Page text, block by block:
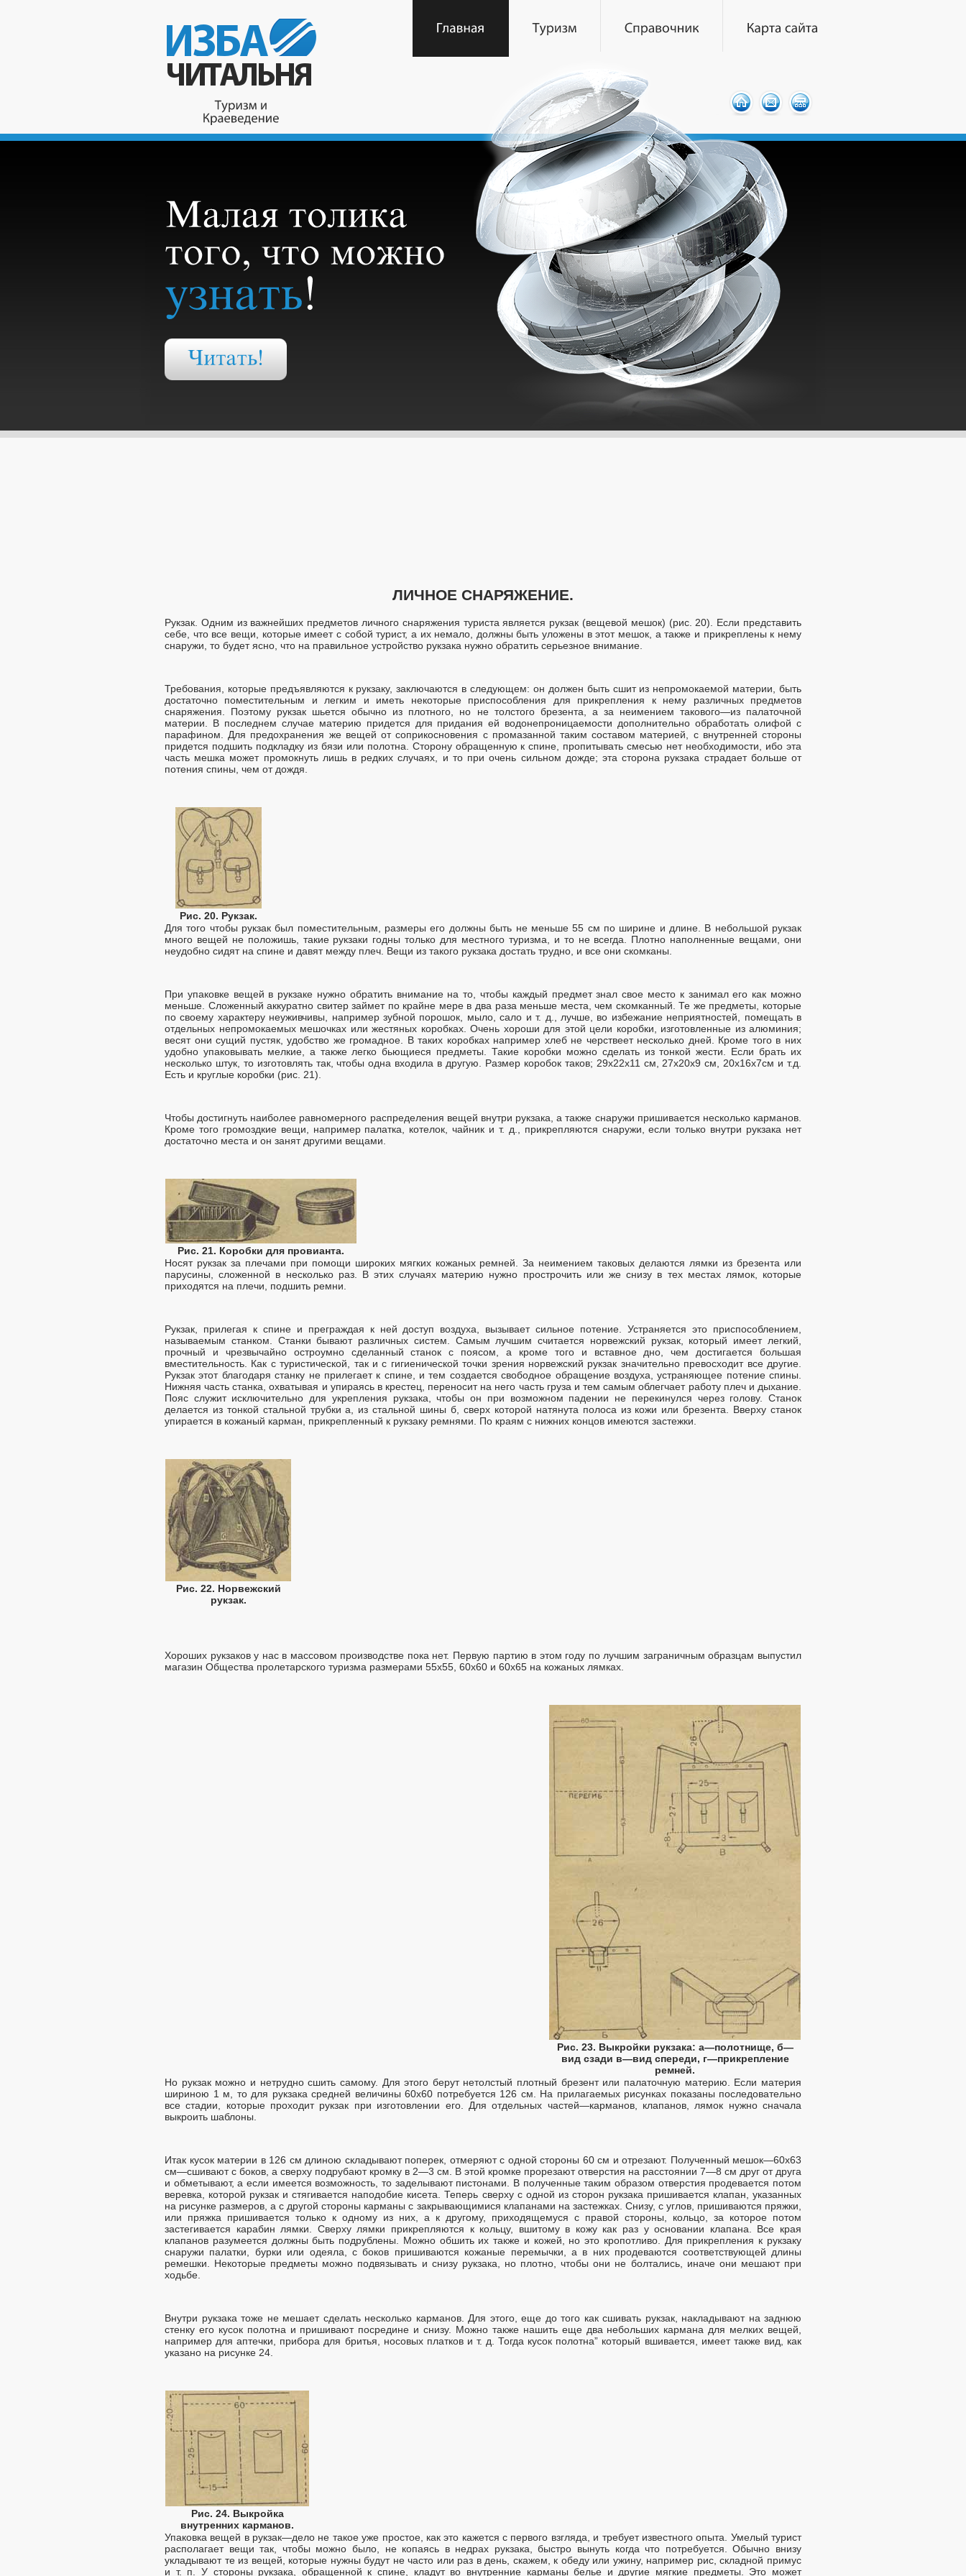
ЛИЧНОЕ СНАРЯЖЕНИЕ.
Рукзак. Одним из важнейших предметов личного снаряжения туриста является рукзак (вещевой мешок) (рис. 20). Если представить
себе, что все вещи, которые имеет с собой турист, а их немало, должны быть уложены в этот мешок, а также и прикреплены к нему
снаружи, то будет ясно, что на правильное устройство рукзака нужно обратить серьезное внимание.
Требования, которые предъявляются к рукзаку, заключаются в следующем: он должен быть сшит из непромокаемой материи, быть
достаточно поместительным и легким и иметь некоторые приспособления для прикрепления к нему различных предметов
снаряжения. Поэтому рукзак шьется обычно из плотного, но не толстого брезента, а за неимением такового—из палаточной
материи. В последнем случае материю придется для придания ей водонепроницаемости дополнительно обработать олифой с
парафином. Для предохранения же вещей от соприкосновения с промазанной таким составом материей, с внутренней стороны
придется подшить подкладку из бязи или полотна. Сторону обращенную к спине, пропитывать смесью нет необходимости, ибо эта
часть мешка может промокнуть лишь в редких случаях, и то при очень сильном дожде; эта сторона рукзака страдает больше от
потения спины, чем от дождя.
Рис. 20. Рукзак.
Для того чтобы рукзак был поместительным, размеры его должны быть не меньше 55 см по ширине и длине. В небольшой рукзак
много вещей не положишь, такие рукзаки годны только для местного туризма, и то не всегда. Плотно наполненные вещами, они
неудобно сидят на спине и давят между плеч. Вещи из такого рукзака достать трудно, и все они скомканы.
При упаковке вещей в рукзаке нужно обратить внимание на то, чтобы каждый предмет знал свое место к занимал его как можно
меньше. Сложенный аккуратно свитер займет по крайне мере в два раза меньше места, чем скомканный. Те же предметы, которые
по своему характеру неуживчивы, например зубной порошок, мыло, сало и т. д., лучше, во избежание неприятностей, помещать в
отдельных непромокаемых мешочках или жестяных коробках. Очень хороши для этой цели коробки, изготовленные из алюминия;
весят они сущий пустяк, удобство же громадное. В таких коробках например хлеб не черствеет несколько дней. Кроме того в них
удобно упаковывать мелкие, а также легко бьющиеся предметы. Такие коробки можно сделать из тонкой жести. Если брать их
несколько штук, то изготовлять так, чтобы одна входила в другую. Размер коробок таков; 29х22х11 см, 27х20х9 см, 20х16х7см и т.д.
Есть и круглые коробки (рис. 21).
Чтобы достигнуть наиболее равномерного распределения вещей внутри рукзака, а также снаружи пришивается несколько карманов.
Кроме того громоздкие вещи, например палатка, котелок, чайник и т. д., прикрепляются снаружи, если только внутри рукзака нет
достаточно места и он занят другими вещами.
Рис. 21. Коробки для провианта.
Носят рукзак за плечами при помощи широких мягких кожаных ремней. За неимением таковых делаются лямки из брезента или
парусины, сложенной в несколько раз. В этих случаях материю нужно прострочить или же снизу в тех местах лямок, которые
приходятся на плечи, подшить ремни.
Рукзак, прилегая к спине и преграждая к ней доступ воздуха, вызывает сильное потение. Устраняется это приспособлением,
называемым станком. Станки бывают различных систем. Самым лучшим считается норвежский рукзак, который имеет легкий,
прочный и чрезвычайно остроумно сделанный станок с поясом, а кроме того и вставное дно, чем достигается большая
вместительность. Как с туристической, так и с гигиенической точки зрения норвежский рукзак значительно превосходит все другие.
Рукзак этот благодаря станку не прилегает к спине, и тем создается свободное обращение воздуха, устраняющее потение спины.
Нижняя часть станка, охватывая и упираясь в крестец, переносит на него часть груза и тем самым облегчает работу плеч и дыхание.
Пояс служит исключительно для укрепления рукзака, чтобы он при возможном падении не перекинулся через голову. Станок
делается из тонкой стальной трубки а, из стальной шины б, сверх которой натянута полоса из кожи или брезента. Вверху станок
упирается в кожаный карман, прикрепленный к рукзаку ремнями. По краям с нижних концов имеются застежки.
Рис. 22. Норвежский
рукзак.
Хороших рукзаков у нас в массовом производстве пока нет. Первую партию в этом году по лучшим заграничным образцам выпустил
магазин Общества пролетарского туризма размерами 55х55, 60х60 и 60х65 на кожаных лямках.
Рис. 23. Выкройки рукзака: а—полотнище, б—
вид сзади в—вид спереди, г—прикрепление
ремней.
Но рукзак можно и нетрудно сшить самому. Для этого берут нетолстый плотный брезент или палаточную материю. Если материя
шириною 1 м, то для рукзака средней величины 60х60 потребуется 126 см. На прилагаемых рисунках показаны последовательно
все стадии, которые проходит рукзак при изготовлении его. Для отдельных частей—карманов, клапанов, лямок нужно сначала
выкроить шаблоны.
Итак кусок материи в 126 см длиною складывают поперек, отмеряют с одной стороны 60 см и отрезают. Полученный мешок—60х63
см—сшивают с боков, а сверху подрубают кромку в 2—3 см. В этой кромке прорезают отверстия на расстоянии 7—8 см друг от друга
и обметывают, а если имеется возможность, то заделывают пистонами. В полученные таким образом отверстия продевается потом
веревка, которой рукзак и стягивается наподобие кисета. Теперь сверху с одной из сторон рукзака пришивается клапан, указанных
на рисунке размеров, а с другой стороны карманы с закрывающимися клапанами на застежках. Снизу, с углов, пришиваются пряжки,
или пряжка пришивается только к одному из них, а к другому, приходящемуся с правой стороны, кольцо, за которое потом
застегивается карабин лямки. Сверху лямки прикрепляются к кольцу, вшитому в кожу как раз у основании клапана. Все края
клапанов разумеется должны быть подрублены. Можно обшить их также и кожей, но это кропотливо. Для прикрепления к рукзаку
снаружи палатки, бурки или одеяла, с боков пришиваются кожаные перемычки, а в них продеваются соответствующей длины
ремешки. Некоторые предметы можно подвязывать и снизу рукзака, но плотно, чтобы они не болтались, иначе они мешают при
ходьбе.
Внутри рукзака тоже не мешает сделать несколько карманов. Для этого, еще до того как сшивать рукзак, накладывают на заднюю
стенку его кусок полотна и пришивают посредине и снизу. Можно также нашить еще два небольших кармана для мелких вещей,
например для аптечки, прибора для бритья, носовых платков и т. д. Тогда кусок полотна” который вшивается, имеет также вид, как
указано на рисунке 24.
Рис. 24. Выкройка
внутренних карманов.
Упаковка вещей в рукзак—дело не такое уже простое, как это кажется с первого взгляда, и требует известного опыта. Умелый турист
располагает вещи так, чтобы можно было, не копаясь в недрах рукзака, быстро вынуть когда что потребуется. Обычно внизу
укладывают те из вещей, которые нужны будут не часто или раз в день, скажем, к обеду или ужину, например рис, складной примус
и т. п. У стороны рукзака, обращенной к спине, кладут во внутренние карманы белье и другие мягкие предметы. Это может